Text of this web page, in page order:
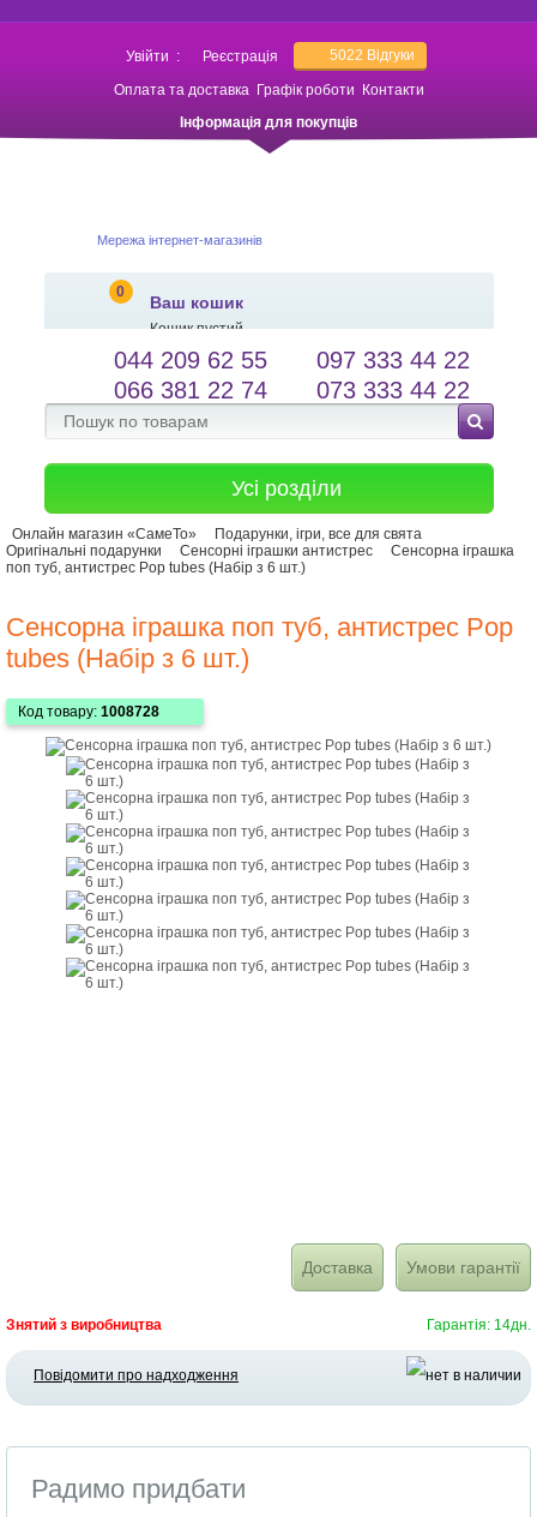
Увійти : Реєстрація 5022 Відгуки
Оплата та доставка Графік роботи
Контакти
Інформація для покупців
Мережа інтернет-магазинів
0
Ваш кошик
Кошик пустий
salessameto@gmail.com
Зворотній зв'язок
Мова сайту
044 209 62 55
097 333 44 22
066 381 22 74
073 333 44 22
Усі розділи
Онлайн магазин «СамеТо»
Подарунки, ігри, все для свята
Оригінальні подарунки
Сенсорні іграшки антистрес
Сенсорна іграшка
поп туб, антистрес Pop tubes (Набір з 6 шт.)
Сенсорна іграшка поп туб, антистрес Pop
tubes (Набір з 6 шт.)
Код товару: 1008728
Доставка Умови гарантії
Знятий з виробництва Гарантія: 14дн.
Повідомити про надходження
Радимо придбати